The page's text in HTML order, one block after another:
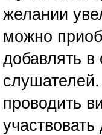
желании
можно
добавлять в
проводить